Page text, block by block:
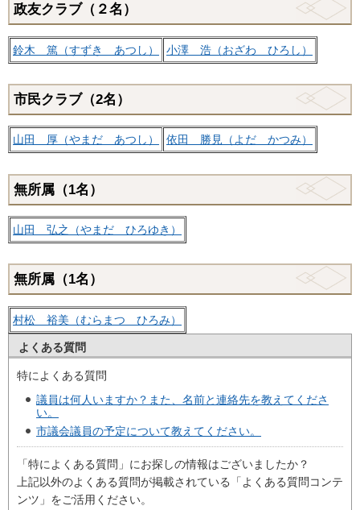
政友クラブ（２名）
鈴木 篤（すずき あつし） 小澤 浩（おざわ ひろし）
市民クラブ（2名）
山田 厚（やまだ あつし） 依田 勝見（よだ かつみ）
無所属（1名）
山田 弘之（やまだ ひろゆき）
無所属（1名）
村松 裕美（むらまつ ひろみ）
よくある質問
特によくある質問
議員は何人いますか？また、名前と連絡先を教えてくださ
い。
市議会議員の予定について教えてください。
「特によくある質問」にお探しの情報はございましたか？
上記以外のよくある質問が掲載されている「よくある質問コンテ
ンツ」をご活用ください。